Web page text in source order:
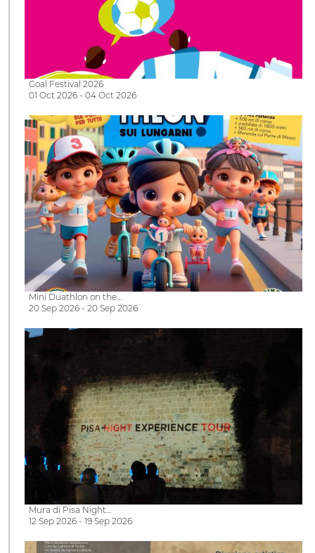
Goal Festival 2026
01 Oct 2026 - 04 Oct 2026
Mini Duathlon on the…
20 Sep 2026 - 20 Sep 2026
Mura di Pisa Night…
12 Sep 2026 - 19 Sep 2026